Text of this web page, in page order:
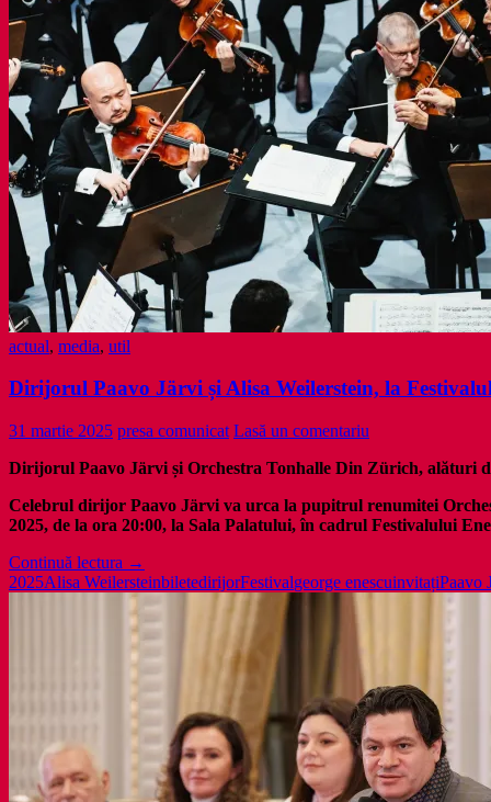
actual, media, util
Dirijorul Paavo Järvi și Alisa Weilerstein, la
31 martie 2025 presa comunicat Lasă un comentariu
Dirijorul Paavo Järvi și Orchestra Tonhalle Din Zürich, alături
Celebrul dirijor Paavo Järvi va urca la pupitrul renumitei
2025, de la ora 20:00, la Sala Palatului, în cadrul Festivalului
Continuă lectura Dirijorul
Paavo
Järvi
și
Alisa
Weilerstein,
la
Festivalul
Enescu
2025
→
2025Alisa WeilersteinbiletedirijorFestivalgeorge enescuinvitațiPaavo